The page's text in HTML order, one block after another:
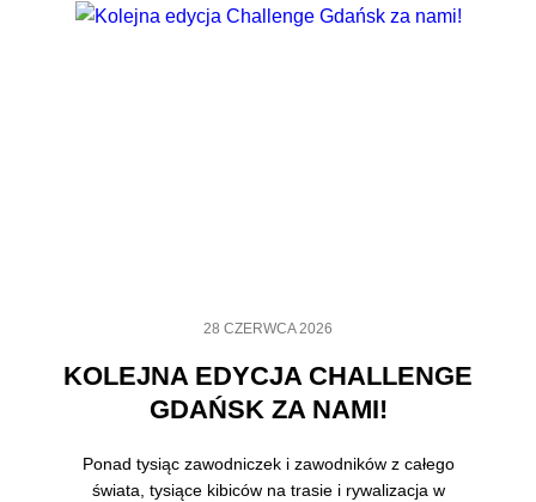
28 CZERWCA 2026
KOLEJNA EDYCJA CHALLENGE
GDAŃSK ZA NAMI!
Ponad tysiąc zawodniczek i zawodników z całego
świata, tysiące kibiców na trasie i rywalizacja w